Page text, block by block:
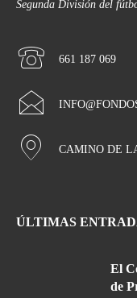
Segunda División del
661 187 069
CAMINO DE
ÚLTIMAS
El
de